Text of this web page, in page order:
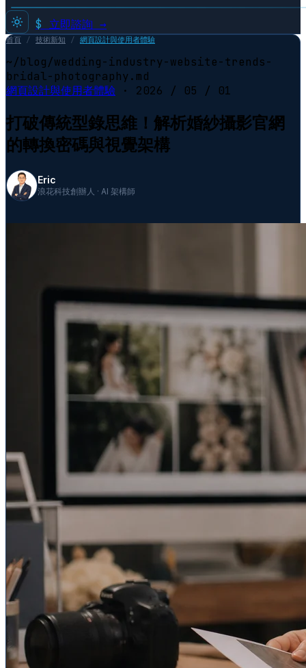
$ 立即諮詢 →
首頁 / 技術新知 / 網頁設計與使用者體驗
~/blog/wedding-industry-website-trends-
bridal-photography.md
網頁設計與使用者體驗 · 2026 / 05 / 01
打破傳統型錄思維！解析婚紗攝影官網
的轉換密碼與視覺架構
Eric
浪花科技創辦人 · AI 架構師